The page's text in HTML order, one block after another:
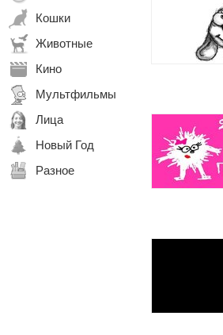
Кошки
Животные
Кино
Мультфильмы
Лица
Новый Год
Разное